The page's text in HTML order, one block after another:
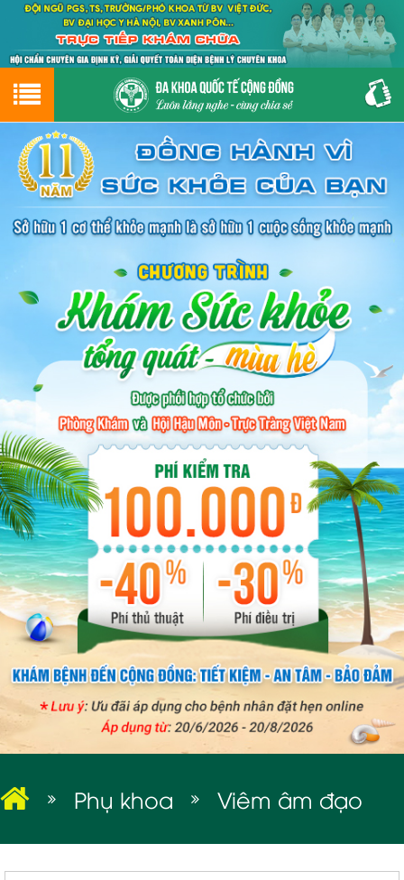
Hotline0243.9656.999tư vấn miễn phí
GIỚI THIỆU
GIỚI THIỆU VỀ PHÒNG KHÁM
CƠ SỞ VẬT CHẤT
ĐẶT HẸN LỊCH KHÁM
ĐƯỜNG TỚI PHÒNG KHÁM
PHỤ KHOA
BỆNH HẬU MÔN
BỆNH XÃ HỘI
Phụ khoa Viêm âm đạo